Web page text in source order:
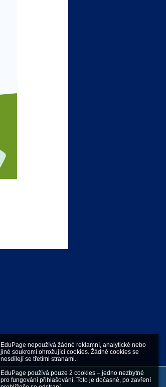
EduPage nepoužívá žádné reklamní, analytické nebo
jiné soukromí ohrožující cookies. Žádné cookies se
nesdílejí se třetími stranami.
EduPage používá pouze 2 cookies – jedno nezbytné
pro fungování přihlašování. Toto je dočasné, po zavření